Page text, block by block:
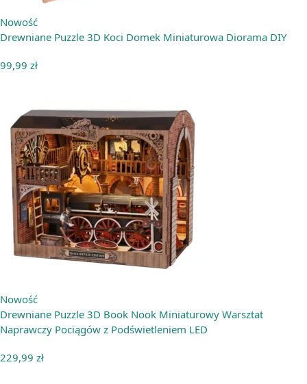
Nowość
Drewniane Puzzle 3D Koci Domek Miniaturowa Diorama DIY
99,99 zł
Nowość
Drewniane Puzzle 3D Book Nook Miniaturowy Warsztat
Naprawczy Pociągów z Podświetleniem LED
229,99 zł